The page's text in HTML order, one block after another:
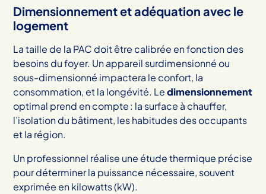
Dimensionnement et adéquation avec le
logement
La taille de la PAC doit être calibrée en fonction des
besoins du foyer. Un appareil surdimensionné ou
sous-dimensionné impactera le confort, la
consommation, et la longévité. Ledimensionnement
optimal prend en compte : la surface à chauffer,
l’isolation du bâtiment, les habitudes des occupants
et la région.
Un professionnel réalise une étude thermique précise
pour déterminer la puissance nécessaire, souvent
exprimée en kilowatts (kW).